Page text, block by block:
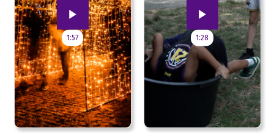
1:57 1:28